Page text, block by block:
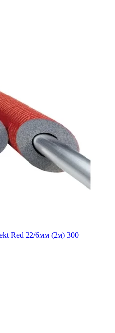
Red 22/6мм (2м) 300